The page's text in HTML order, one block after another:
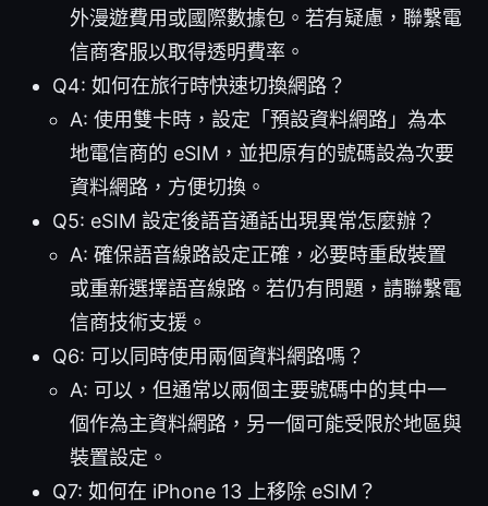
外漫遊費用或國際數據包。若有疑慮，聯繫電
信商客服以取得透明費率。
Q4: 如何在旅行時快速切換網路？
A: 使用雙卡時，設定「預設資料網路」為本
地電信商的 eSIM，並把原有的號碼設為次要
資料網路，方便切換。
Q5: eSIM 設定後語音通話出現異常怎麼辦？
A: 確保語音線路設定正確，必要時重啟裝置
或重新選擇語音線路。若仍有問題，請聯繫電
信商技術支援。
Q6: 可以同時使用兩個資料網路嗎？
A: 可以，但通常以兩個主要號碼中的其中一
個作為主資料網路，另一個可能受限於地區與
裝置設定。
Q7: 如何在 iPhone 13 上移除 eSIM？